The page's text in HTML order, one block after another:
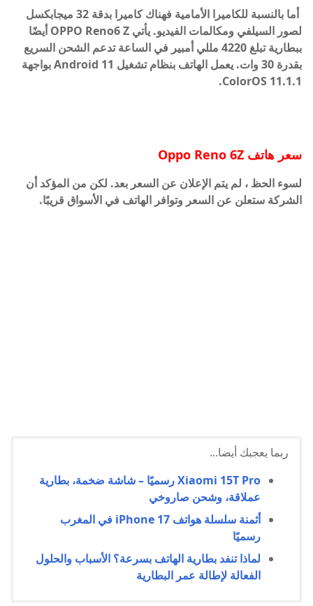
أما بالنسبة للكاميرا الأمامية فهناك كاميرا بدقة 32 ميجابكسل
لصور السيلفي ومكالمات الفيديو. يأتي OPPO Reno6 Z أيضًا
ببطارية تبلغ 4220 مللي أمبير في الساعة تدعم الشحن السريع
بقدرة 30 وات. يعمل الهاتف بنظام تشغيل Android 11 بواجهة
ColorOS 11.1.1.
سعر هاتف Oppo Reno 6Z
لسوء الحظ ، لم يتم الإعلان عن السعر بعد. لكن من المؤكد أن
الشركة ستعلن عن السعر وتوافر الهاتف في الأسواق قريبًا.
ربما يعجبك أيضا...
Xiaomi 15T Pro رسميًا – شاشة ضخمة، بطارية
عملاقة، وشحن صاروخي
أثمنة سلسلة هواتف iPhone 17 في المغرب
رسميًا
لماذا تنفد بطارية الهاتف بسرعة؟ الأسباب والحلول
الفعالة لإطالة عمر البطارية